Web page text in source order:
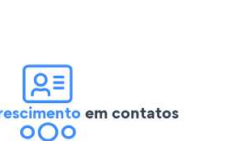
em contatos